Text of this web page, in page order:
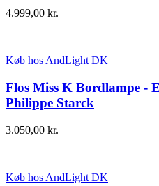
4.999,00 kr.
Køb hos AndLight DK
Flos Miss K Bordlampe -
Philippe Starck
3.050,00 kr.
Køb hos AndLight DK